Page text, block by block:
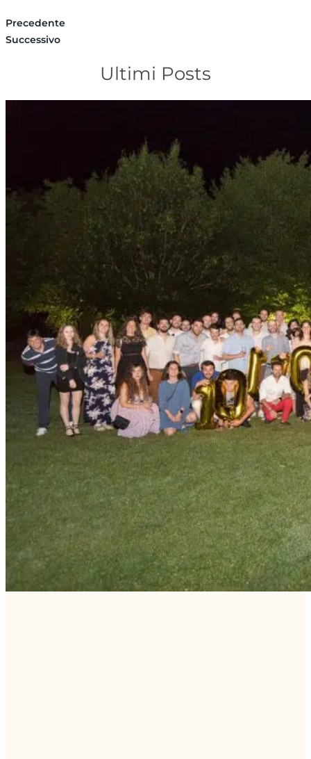
Precedente
Successivo
Ultimi Posts